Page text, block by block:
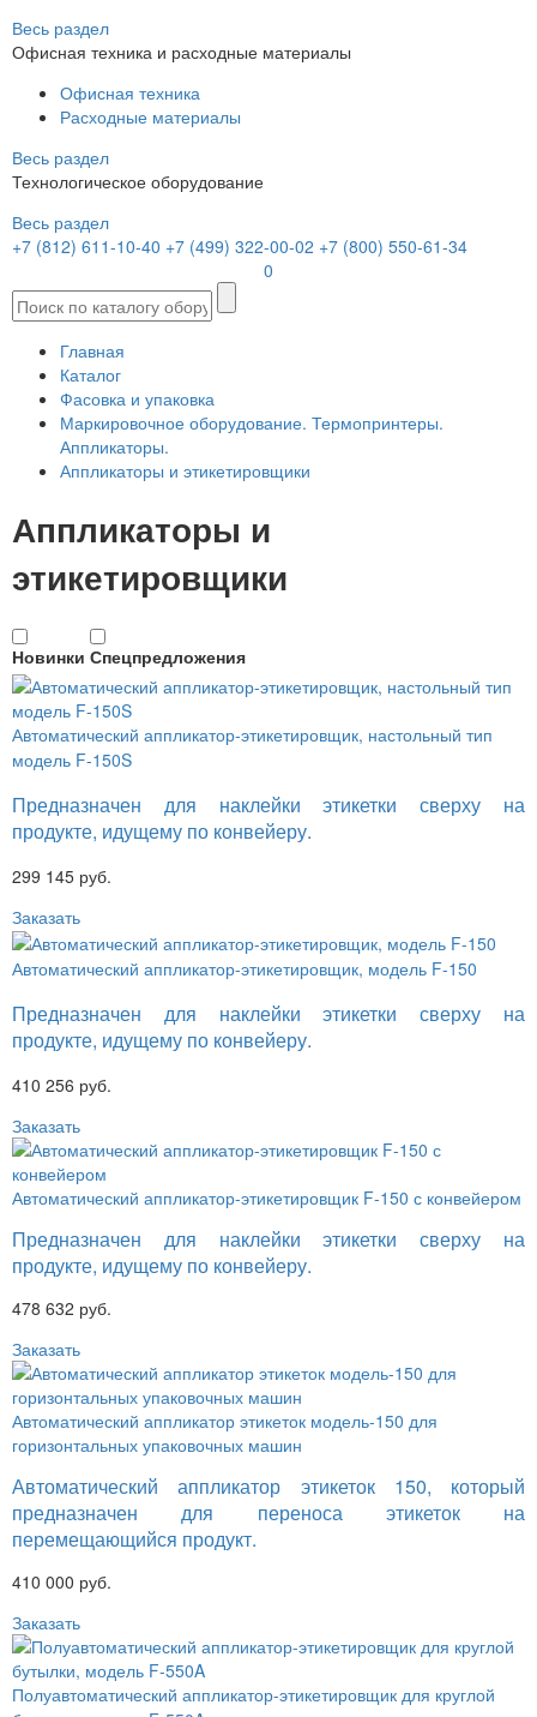
Весь раздел
Офисная техника и расходные материалы
Офисная техника
Расходные материалы
Весь раздел
Технологическое оборудование
Весь раздел
+7 (812) 611-10-40 +7 (499) 322-00-02 +7 (800) 550-61-34
0
Главная
Каталог
Фасовка и упаковка
Маркировочное оборудование. Термопринтеры.
Аппликаторы.
Аппликаторы и этикетировщики
Аппликаторы и
этикетировщики
Новинки Спецпредложения
Автоматический аппликатор-этикетировщик, настольный тип
модель F-150S
Предназначен для наклейки этикетки сверху на
продукте, идущему по конвейеру.
299 145 руб.
Заказать
Автоматический аппликатор-этикетировщик, модель F-150
Предназначен для наклейки этикетки сверху на
продукте, идущему по конвейеру.
410 256 руб.
Заказать
Автоматический аппликатор-этикетировщик F-150 с конвейером
Предназначен для наклейки этикетки сверху на
продукте, идущему по конвейеру.
478 632 руб.
Заказать
Автоматический аппликатор этикеток модель-150 для
горизонтальных упаковочных машин
Автоматический аппликатор этикеток 150, который
предназначен для переноса этикеток на
перемещающийся продукт.
410 000 руб.
Заказать
Полуавтоматический аппликатор-этикетировщик для круглой